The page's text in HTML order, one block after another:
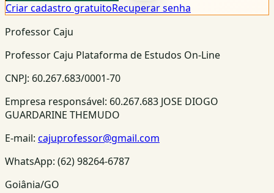
Criar cadastro gratuitoRecuperar senha
Professor Caju
Professor Caju Plataforma de Estudos On-Line
CNPJ: 60.267.683/0001-70
Empresa responsável: 60.267.683 JOSE DIOGO
GUARDARINE THEMUDO
E-mail: cajuprofessor@gmail.com
WhatsApp: (62) 98264-6787
Goiânia/GO